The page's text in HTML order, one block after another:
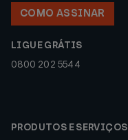
COMO ASSINAR
LIGUE GRÁTIS
0800 202 5544
PRODUTOS E SERVIÇOS